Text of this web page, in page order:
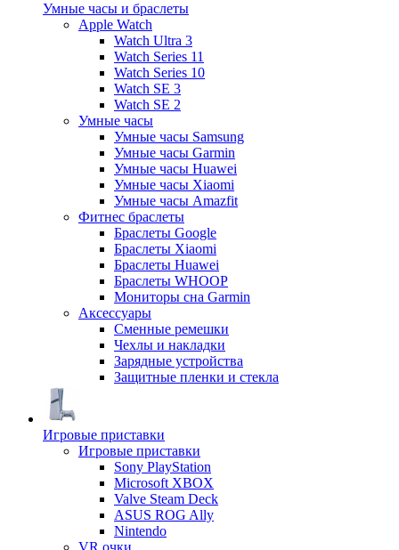
Умные часы и браслеты
Apple Watch
Watch Ultra 3
Watch Series 11
Watch Series 10
Watch SE 3
Watch SE 2
Умные часы
Умные часы Samsung
Умные часы Garmin
Умные часы Huawei
Умные часы Xiaomi
Умные часы Amazfit
Фитнес браслеты
Браслеты Google
Браслеты Xiaomi
Браслеты Huawei
Браслеты WHOOP
Мониторы сна Garmin
Аксессуары
Сменные ремешки
Чехлы и накладки
Зарядные устройства
Защитные пленки и стекла
Игровые приставки
Игровые приставки
Sony PlayStation
Microsoft XBOX
Valve Steam Deck
ASUS ROG Ally
Nintendo
VR очки